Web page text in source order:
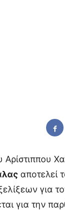
Αρίστιππου
αποτελεί
για
για την